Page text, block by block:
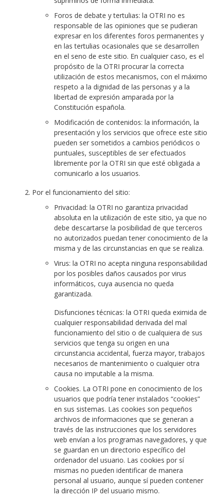
Foros de debate y tertulias: la OTRI no es
responsable de las opiniones que se pudieran
expresar en los diferentes foros permanentes y
en las tertulias ocasionales que se desarrollen
en el seno de este sitio. En cualquier caso, es el
propósito de la OTRI procurar la correcta
utilización de estos mecanismos, con el máximo
respeto a la dignidad de las personas y a la
libertad de expresión amparada por la
Constitución española.
Modificación de contenidos: la información, la
presentación y los servicios que ofrece este sitio
pueden ser sometidos a cambios periódicos o
puntuales, susceptibles de ser efectuados
libremente por la OTRI sin que esté obligada a
comunicarlo a los usuarios.
Por el funcionamiento del sitio:
Privacidad: la OTRI no garantiza privacidad
absoluta en la utilización de este sitio, ya que no
debe descartarse la posibilidad de que terceros
no autorizados puedan tener conocimiento de la
misma y de las circunstancias en que se realiza.
Virus: la OTRI no acepta ninguna responsabilidad
por los posibles daños causados por virus
informáticos, cuya ausencia no queda
garantizada.
Disfunciones técnicas: la OTRI queda eximida de
cualquier responsabilidad derivada del mal
funcionamiento del sitio o de cualquiera de sus
servicios que tenga su origen en una
circunstancia accidental, fuerza mayor, trabajos
necesarios de mantenimiento o cualquier otra
causa no imputable a la misma.
Cookies. La OTRI pone en conocimiento de los
usuarios que podría tener instalados “cookies”
en sus sistemas. Las cookies son pequeños
archivos de informaciones que se generan a
través de las instrucciones que los servidores
web envían a los programas navegadores, y que
se guardan en un directorio específico del
ordenador del usuario. Las cookies por sí
mismas no pueden identificar de manera
personal al usuario, aunque sí pueden contener
la dirección IP del usuario mismo.